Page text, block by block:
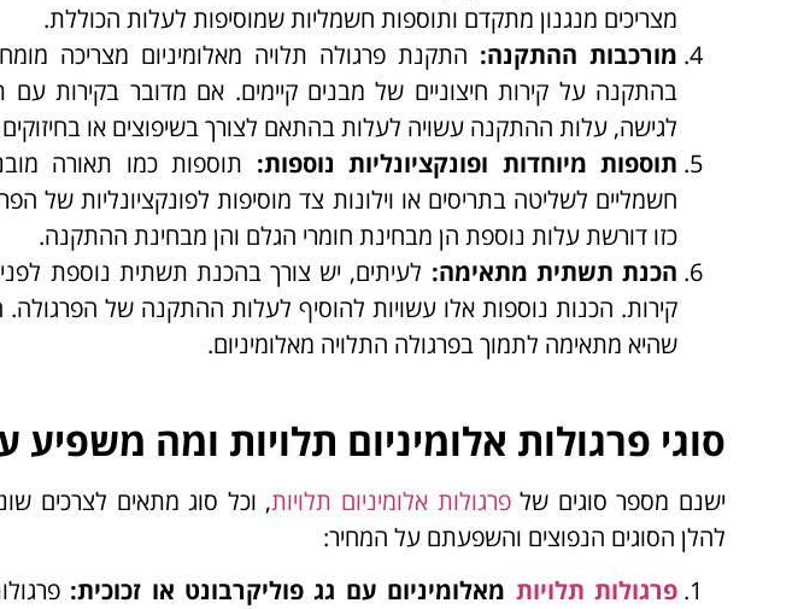
מצריכים מנגנון מתקדם ותוספות חשמליות שמוסיפות לעלות הכוללת.
מורכבות ההתקנה: התקנת פרגולה תלויה מאלומיניום מצריכה
בהתקנה על קירות חיצוניים של מבנים קיימים. אם מדובר בקירות
לגישה, עלות ההתקנה עשויה לעלות בהתאם לצורך בשיפוצים או בחיזוקים
תוספות מיוחדות ופונקציונליות נוספות: תוספות כמו תאורה
חשמליים לשליטה בתריסים או וילונות צד מוסיפות לפונקציונליות של
כזו דורשת עלות נוספת הן מבחינת חומרי הגלם והן מבחינת ההתקנה.
הכנת תשתית מתאימה: לעיתים, יש צורך בהכנת תשתית נוספת
קירות. הכנות נוספות אלו עשויות להוסיף לעלות ההתקנה של
שהיא מתאימה לתמוך בפרגולה התלויה מאלומיניום.
סוגי פרגולות אלומיניום תלויות ומה
ישנם מספר סוגים שלפרגולות אלומיניום תלויות, וכל סוג מתאים לצרכים
להלן הסוגים הנפוצים והשפעתם על המחיר:
פרגולות תלויות מאלומיניום עם גג פוליקרבונט או זכוכית: